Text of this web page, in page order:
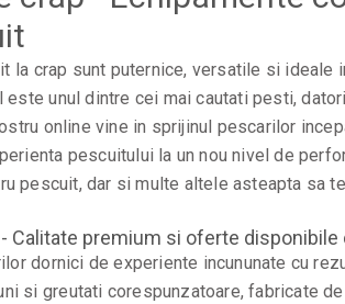
la crap sunt puternice, versatile si ideale
este unul dintre cei mai cautati pesti,
online vine in sprijinul pescarilor
pescuitului la un nou nivel de
pescuit, dar si multe altele asteapta sa
Calitate premium si oferte disponibile
dornici de experiente incununate cu
si greutati corespunzatoare, fabricate